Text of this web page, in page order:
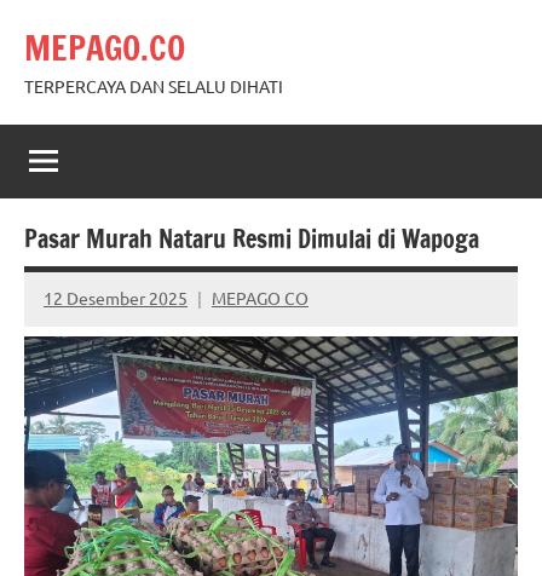
content
MEPAGO.CO
TERPERCAYA DAN SELALU DIHATI
Pasar Murah Nataru Resmi Dimulai di Wapoga
12 Desember 2025 MEPAGO CO
No
comments